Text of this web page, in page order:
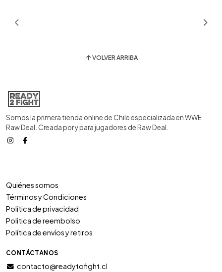
VOLVER ARRIBA
Somos la primera tienda online de Chile especializada en WWE
Raw Deal. Creada por y para jugadores de Raw Deal.
Quiénes somos
Términos y Condiciones
Política de privacidad
Politica de reembolso
Política de envíos y retiros
CONTÁCTANOS
contacto@readytofight.cl